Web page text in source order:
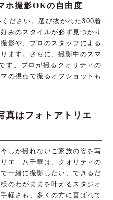
ホ撮影OKの自由度
ださい。選び抜かれた300着
みのスタイルが必ず見つかり
影や、プロのスタッフによる
ます。さらに、撮影中のスマ
す。プロが撮るクオリティの
の視点で撮るオフショットも
真はフォトアトリエ
しか撮れないご家族の姿を写
エ 八千華は、クオリティの
一緒に撮影したい、できるだ
のわがままを叶えるスタジオ
軽さも、多くの方に喜ばれて